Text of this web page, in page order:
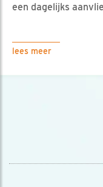
een dagelijks
lees meer